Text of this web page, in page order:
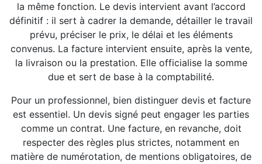
la même fonction. Le devis intervient avant l’accord
définitif : il sert à cadrer la demande, détailler le travail
prévu, préciser le prix, le délai et les éléments
convenus. La facture intervient ensuite, après la vente,
la livraison ou la prestation. Elle officialise la somme
due et sert de base à la comptabilité.
Pour un professionnel, bien distinguer devis et facture
est essentiel. Un devis signé peut engager les parties
comme un contrat. Une facture, en revanche, doit
respecter des règles plus strictes, notamment en
matière de numérotation, de mentions obligatoires, de